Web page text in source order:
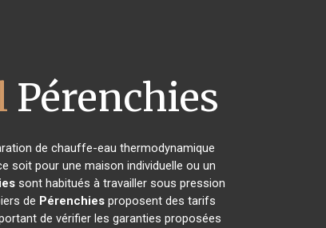
Pérenchies
de chauffe-eau thermodynamique
soit pour une maison individuelle ou un
sont habitués à travailler sous pression
de Pérenchies proposent des tarifs
de vérifier les garanties proposées